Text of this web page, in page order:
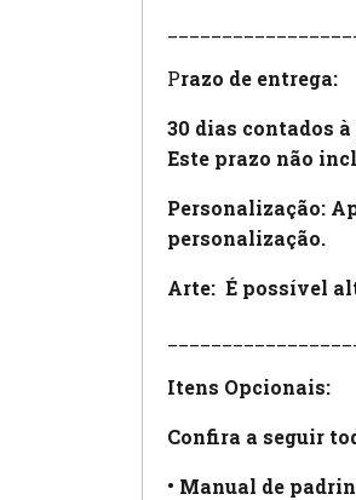
Prazo de entrega:
30 dias contados
Este prazo não
Personalização:
personalização.
Arte: É possível
Itens Opcionais:
Confira a seguir
• Manual de